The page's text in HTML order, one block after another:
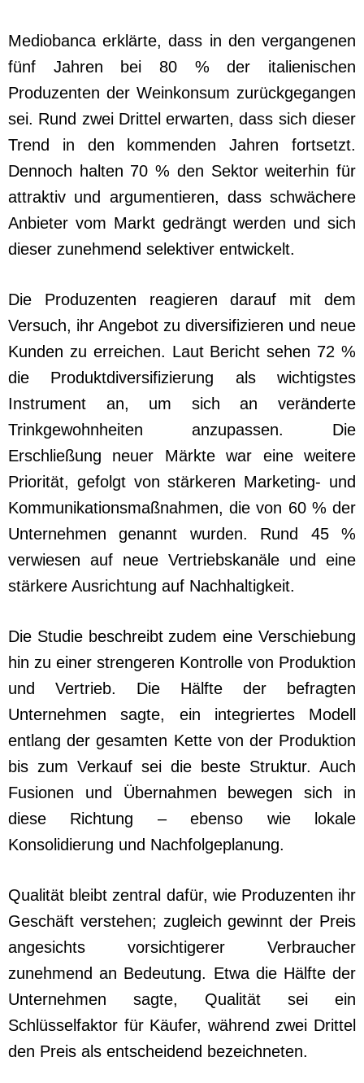
Mediobanca erklärte, dass in den vergangenen
fünf Jahren bei 80 % der italienischen
Produzenten der Weinkonsum zurückgegangen
sei. Rund zwei Drittel erwarten, dass sich dieser
Trend in den kommenden Jahren fortsetzt.
Dennoch halten 70 % den Sektor weiterhin für
attraktiv und argumentieren, dass schwächere
Anbieter vom Markt gedrängt werden und sich
dieser zunehmend selektiver entwickelt.
Die Produzenten reagieren darauf mit dem
Versuch, ihr Angebot zu diversifizieren und neue
Kunden zu erreichen. Laut Bericht sehen 72 %
die Produktdiversifizierung als wichtigstes
Instrument an, um sich an veränderte
Trinkgewohnheiten anzupassen. Die
Erschließung neuer Märkte war eine weitere
Priorität, gefolgt von stärkeren Marketing- und
Kommunikationsmaßnahmen, die von 60 % der
Unternehmen genannt wurden. Rund 45 %
verwiesen auf neue Vertriebskanäle und eine
stärkere Ausrichtung auf Nachhaltigkeit.
Die Studie beschreibt zudem eine Verschiebung
hin zu einer strengeren Kontrolle von Produktion
und Vertrieb. Die Hälfte der befragten
Unternehmen sagte, ein integriertes Modell
entlang der gesamten Kette von der Produktion
bis zum Verkauf sei die beste Struktur. Auch
Fusionen und Übernahmen bewegen sich in
diese Richtung – ebenso wie lokale
Konsolidierung und Nachfolgeplanung.
Qualität bleibt zentral dafür, wie Produzenten ihr
Geschäft verstehen; zugleich gewinnt der Preis
angesichts vorsichtigerer Verbraucher
zunehmend an Bedeutung. Etwa die Hälfte der
Unternehmen sagte, Qualität sei ein
Schlüsselfaktor für Käufer, während zwei Drittel
den Preis als entscheidend bezeichneten.